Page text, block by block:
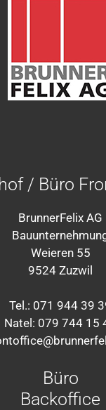
/ Büro
BrunnerFelix AG
Weieren 55
9524 Zuzwil
Tel.: 071 944 39
Natel: 079 744 15
Büro
Backoffice